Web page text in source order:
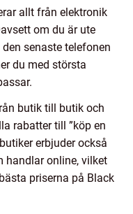
allt från elektronik
om du är ute
senaste telefonen
du med största
butik till butik och
rabatter till ”köp en
erbjuder också
handlar online, vilket
priserna på Black